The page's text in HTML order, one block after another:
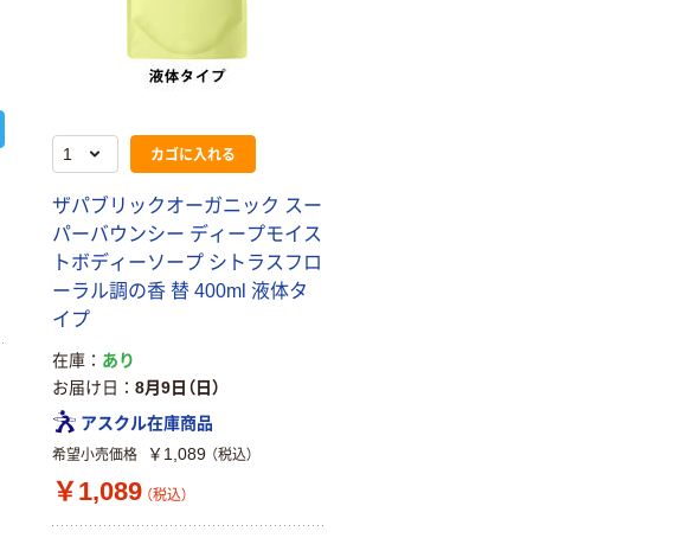
カゴに入れる
ザパブリックオーガニック スー
パーバウンシー ディープモイス
トボディーソープ シトラスフロ
ーラル調の香 替 400ml 液体タ
イプ
在庫
あり
お届け日
8月9日（日）
アスクル在庫商品
希望小売価格 ￥1,089 （税込）
￥1,089 （税込）